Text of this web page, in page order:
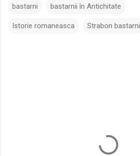
bastarni bastarnii în Antichitate
Istorie romaneasca Strabon bastarni